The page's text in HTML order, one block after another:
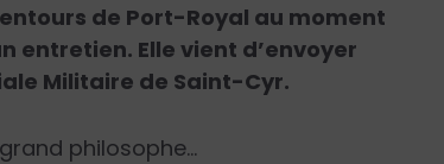
de Port-Royal au moment
entretien. Elle vient d’envoyer
Militaire de Saint-Cyr.
philosophe…